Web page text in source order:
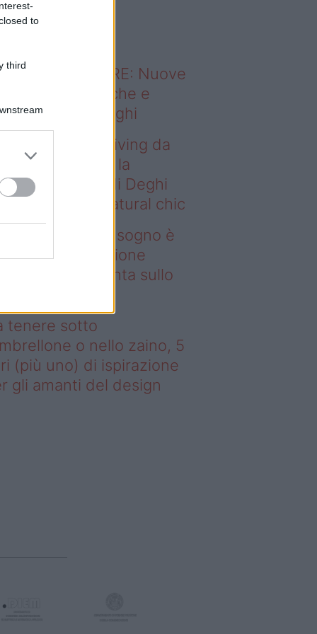
to
third
sapevi che...
ABITARE: Nuove
domestiche e
dei luoghi
– Avere un living da
è possibile: la
Karan di Deghi
sullo stile natural chic
un living da sogno è
la collezione
di Deghi punta sullo
tenere sotto
o nello zaino, 5
(più uno) di ispirazione
gli amanti del design